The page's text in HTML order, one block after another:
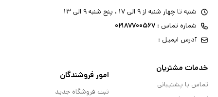
شنبه تا چهار شنبه از ۹ الی ۱۷ ، پنج شنبه ۹ الی ۱۳
شماره تماس : ۰۲۱۸۷۷۰۰۵۶۷
آدرس ایمیل :
خدمات مشتریان
تماس با پشتیبانی
امور فروشندگان
ثبت فروشگاه جدید